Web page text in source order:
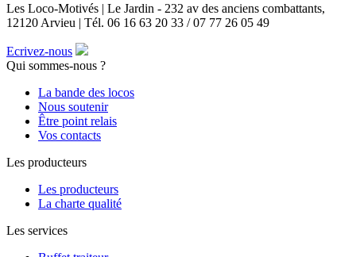
Les Loco-Motivés | Le Jardin - 232 av des anciens combattants,
12120 Arvieu | Tél. 06 16 63 20 33 / 07 77 26 05 49
Ecrivez-nous
Qui sommes-nous ?
La bande des locos
Nous soutenir
Être point relais
Vos contacts
Les producteurs
Les producteurs
La charte qualité
Les services